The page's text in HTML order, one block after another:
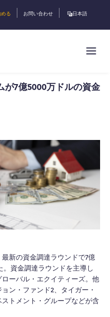
る お問い合わせ 日本語
が7億5000万ドルの資金
新の資金調達ラウンドで7億
資金調達ラウンドを主導し
ーバル・エクイティーズ。他
ン・ファンド2、タイガー・
トメント・グループなどが含